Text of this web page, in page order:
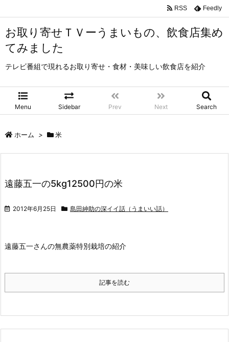
お取り寄せＴＶーうまいもの、飲食店集め
てみました
テレビ番組で現れるお取り寄せ・食材・美味しい飲食店を紹介
Menu Sidebar Prev Next Search
RSS Feedly
ホーム > 米
遠藤五一の5kg12500円の米
2012年6月25日 島田紳助の深イイ話（うまいい話）
遠藤五一さんの無農薬特別栽培の紹介
記事を読む